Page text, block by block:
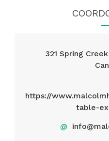
321 Spring
https://
table-
@